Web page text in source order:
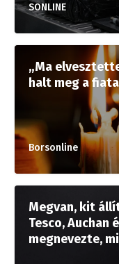
SONLINE
„Ma
halt meg a
Borsonline
Megvan, kit
Tesco, Auchan
megnevezte,